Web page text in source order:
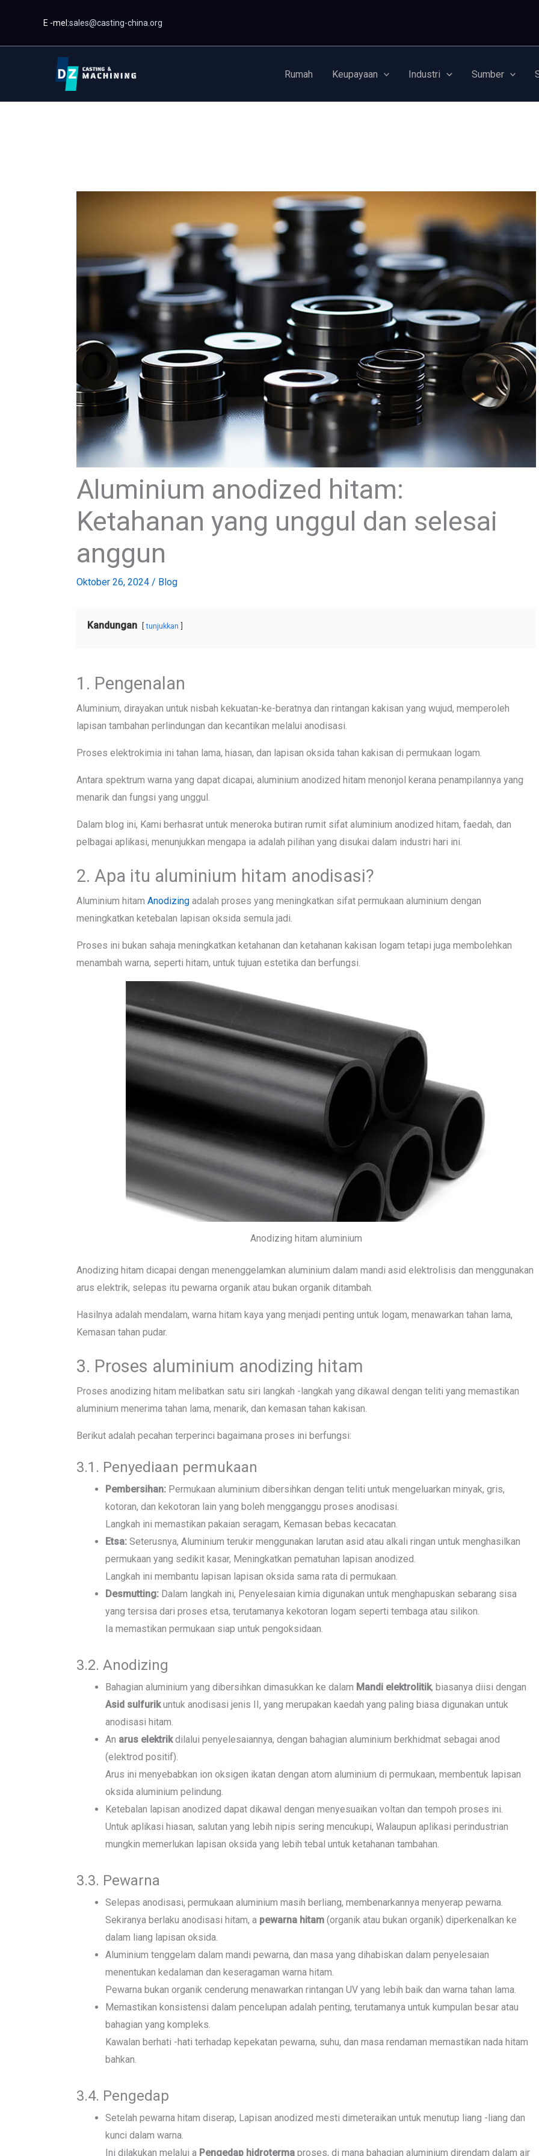
kandungan
E -mel:sales@casting-china.org
Rumah Keupayaan Industri Sumber
Aluminium anodized hitam:
Ketahanan yang unggul dan selesai
anggun
Oktober 26, 2024 / Blog
Kandungan tunjukkan
1. Pengenalan
Aluminium, dirayakan untuk nisbah kekuatan-ke-beratnya dan rintangan kakisan yang wujud, memperoleh
lapisan tambahan perlindungan dan kecantikan melalui anodisasi.
Proses elektrokimia ini tahan lama, hiasan, dan lapisan oksida tahan kakisan di permukaan logam.
Antara spektrum warna yang dapat dicapai, aluminium anodized hitam menonjol kerana penampilannya yang
menarik dan fungsi yang unggul.
Dalam blog ini, Kami berhasrat untuk meneroka butiran rumit sifat aluminium anodized hitam, faedah, dan
pelbagai aplikasi, menunjukkan mengapa ia adalah pilihan yang disukai dalam industri hari ini.
2. Apa itu aluminium hitam anodisasi?
Aluminium hitam Anodizingadalah proses yang meningkatkan sifat permukaan aluminium dengan
meningkatkan ketebalan lapisan oksida semula jadi.
Proses ini bukan sahaja meningkatkan ketahanan dan ketahanan kakisan logam tetapi juga membolehkan
menambah warna, seperti hitam, untuk tujuan estetika dan berfungsi.
Anodizing hitam aluminium
Anodizing hitam dicapai dengan menenggelamkan aluminium dalam mandi asid elektrolisis dan menggunakan
arus elektrik, selepas itu pewarna organik atau bukan organik ditambah.
Hasilnya adalah mendalam, warna hitam kaya yang menjadi penting untuk logam, menawarkan tahan lama,
Kemasan tahan pudar.
3. Proses aluminium anodizing hitam
Proses anodizing hitam melibatkan satu siri langkah -langkah yang dikawal dengan teliti yang memastikan
aluminium menerima tahan lama, menarik, dan kemasan tahan kakisan.
Berikut adalah pecahan terperinci bagaimana proses ini berfungsi:
3.1. Penyediaan permukaan
Pembersihan:Permukaan aluminium dibersihkan dengan teliti untuk mengeluarkan minyak, gris,
kotoran, dan kekotoran lain yang boleh mengganggu proses anodisasi.
Langkah ini memastikan pakaian seragam, Kemasan bebas kecacatan.
Etsa:Seterusnya, Aluminium terukir menggunakan larutan asid atau alkali ringan untuk menghasilkan
permukaan yang sedikit kasar, Meningkatkan pematuhan lapisan anodized.
Langkah ini membantu lapisan lapisan oksida sama rata di permukaan.
Desmutting:Dalam langkah ini, Penyelesaian kimia digunakan untuk menghapuskan sebarang sisa
yang tersisa dari proses etsa, terutamanya kekotoran logam seperti tembaga atau silikon.
Ia memastikan permukaan siap untuk pengoksidaan.
3.2. Anodizing
Bahagian aluminium yang dibersihkan dimasukkan ke dalam Mandi elektrolitik, biasanya diisi dengan
Asid sulfurikuntuk anodisasi jenis II, yang merupakan kaedah yang paling biasa digunakan untuk
anodisasi hitam.
An arus elektrikdilalui penyelesaiannya, dengan bahagian aluminium berkhidmat sebagai anod
(elektrod positif).
Arus ini menyebabkan ion oksigen ikatan dengan atom aluminium di permukaan, membentuk lapisan
oksida aluminium pelindung.
Ketebalan lapisan anodized dapat dikawal dengan menyesuaikan voltan dan tempoh proses ini.
Untuk aplikasi hiasan, salutan yang lebih nipis sering mencukupi, Walaupun aplikasi perindustrian
mungkin memerlukan lapisan oksida yang lebih tebal untuk ketahanan tambahan.
3.3. Pewarna
Selepas anodisasi, permukaan aluminium masih berliang, membenarkannya menyerap pewarna.
Sekiranya berlaku anodisasi hitam, a pewarna hitam(organik atau bukan organik) diperkenalkan ke
dalam liang lapisan oksida.
Aluminium tenggelam dalam mandi pewarna, dan masa yang dihabiskan dalam penyelesaian
menentukan kedalaman dan keseragaman warna hitam.
Pewarna bukan organik cenderung menawarkan rintangan UV yang lebih baik dan warna tahan lama.
Memastikan konsistensi dalam pencelupan adalah penting, terutamanya untuk kumpulan besar atau
bahagian yang kompleks.
Kawalan berhati -hati terhadap kepekatan pewarna, suhu, dan masa rendaman memastikan nada hitam
bahkan.
3.4. Pengedap
Setelah pewarna hitam diserap, Lapisan anodized mesti dimeteraikan untuk menutup liang -liang dan
kunci dalam warna.
Ini dilakukan melalui a Pengedap hidrotermaproses, di mana bahagian aluminium direndam dalam air